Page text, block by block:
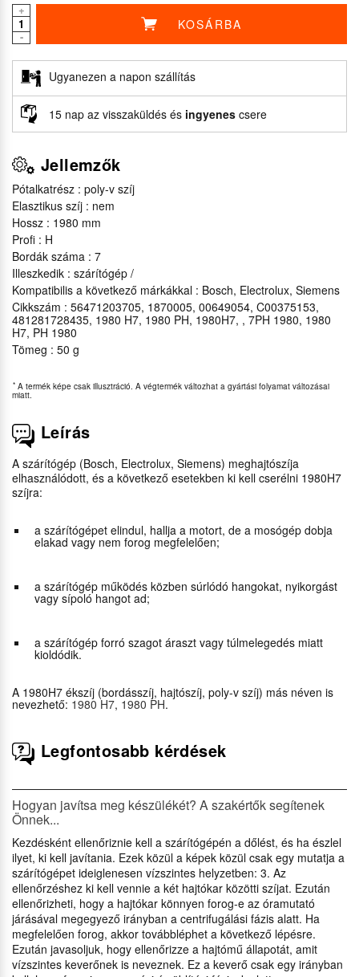
+
-
KOSÁRBA
Ugyanezen a napon szállítás
15 nap az visszaküldés és ingyenes csere
Jellemzők
Pótalkatrész : poly-v szíj
Elasztikus szíj : nem
Hossz : 1980 mm
Profi : H
Bordák száma : 7
Illeszkedik : szárítógép /
Kompatibilis a következő márkákkal : Bosch, Electrolux, Siemens
Cikkszám : 56471203705, 1870005, 00649054, C00375153,
481281728435, 1980 H7, 1980 PH, 1980H7, , 7PH 1980, 1980
H7, PH 1980
Tömeg : 50 g
* A termék képe csak illusztráció. A végtermék változhat a gyártási folyamat változásai
miatt.
Leírás
A szárítógép (Bosch, Electrolux, Siemens) meghajtószíja
elhasználódott, és a következő esetekben ki kell cserélni 1980H7
szíjra:
a szárítógépet elindul, hallja a motort, de a mosógép dobja
elakad vagy nem forog megfelelően;
a szárítógép működés közben súrlódó hangokat, nyikorgást
vagy sípoló hangot ad;
a szárítógép forró szagot áraszt vagy túlmelegedés miatt
kioldódik.
A 1980H7 ékszíj (bordásszíj, hajtószíj, poly-v szíj) más néven is
nevezhető: 1980 H7, 1980 PH.
Legfontosabb kérdések
Hogyan javítsa meg készülékét? A szakértők segítenek
Önnek...
Kezdésként ellenőriznie kell a szárítógépén a dőlést, és ha észlel
ilyet, ki kell javítania. Ezek közül a képek közül csak egy mutatja a
szárítógépet ideiglenesen vízszintes helyzetben: 3. Az
ellenőrzéshez ki kell vennie a két hajtókar közötti szíjat. Ezután
ellenőrizheti, hogy a hajtókar könnyen forog-e az óramutató
járásával megegyező irányban a centrifugálási fázis alatt. Ha
megfelelően forog, akkor továbbléphet a következő lépésre.
Ezután javasoljuk, hogy ellenőrizze a hajtómű állapotát, amit
vízszintes keverőnek is neveznek. Ez a keverő csak egy irányban